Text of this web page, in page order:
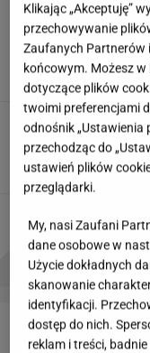
jego
Autorzy:
KORYCKA
PROBLEMY POLSKICH
Klikając „Akceptuję”
przechowywanie
Zaufanych Partnerów
końcowym. Możesz
dotyczące plików
twoimi preferencjami
odnośnik „Ustawienia
przechodząc do
ustawień plików
przeglądarki.
My, nasi Zaufani
dane osobowe w
Użycie dokładnych
skanowanie
identyfikacji.
dostęp do nich.
reklam i treści,